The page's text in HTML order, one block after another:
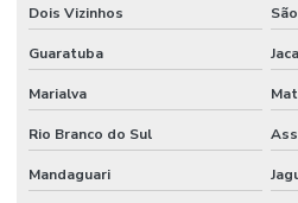
Perito avaliador de imóveis
Renovatória de aluguel
Renovatória de aluguel comercial
Renovatória de locação
Renovatória de locação comercial
Dois Vizinhos
Guaratuba
Marialva
Rio Branco do Sul
Mandaguari